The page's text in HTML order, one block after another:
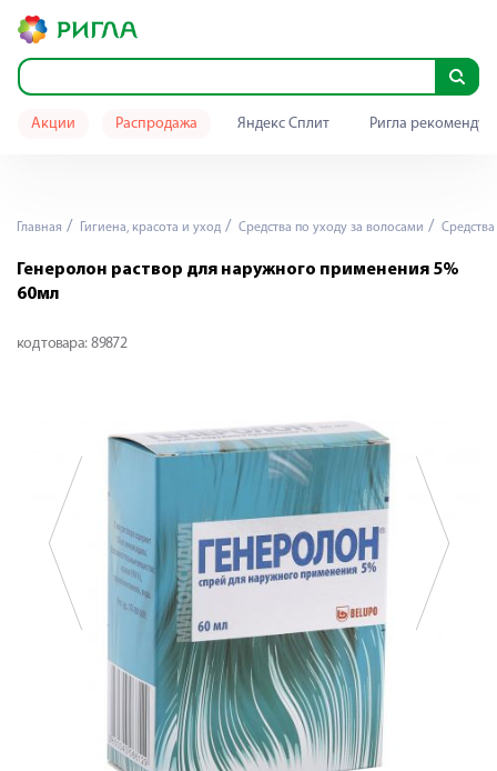
Акции Распродажа Яндекс Сплит Ригла
Главная Гигиена, красота и уход Средства по уходу за волосами
Генеролон раствор для наружного применения 5%
60мл
код товара: 89872